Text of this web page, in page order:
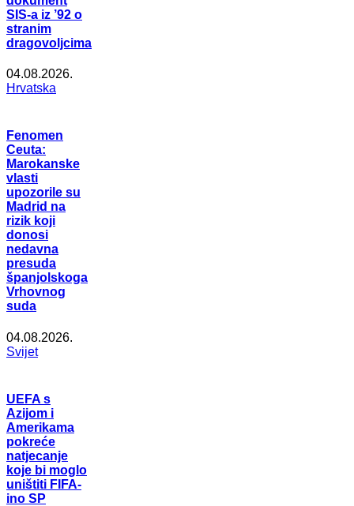
SIS-a iz ’92 o
stranim
dragovoljcima
04.08.2026.
Hrvatska
Fenomen
Ceuta:
Marokanske
vlasti
upozorile su
Madrid na
rizik koji
donosi
nedavna
presuda
španjolskoga
Vrhovnog
suda
04.08.2026.
Svijet
UEFA s
Azijom i
Amerikama
pokreće
natjecanje
koje bi moglo
uništiti FIFA-
ino SP